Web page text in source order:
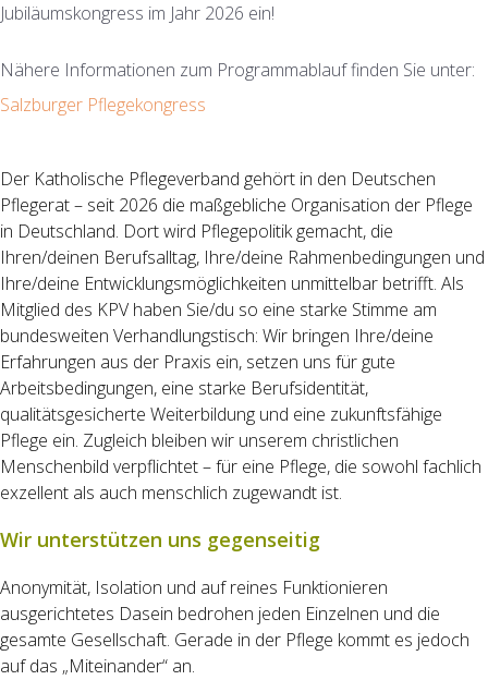
Jubiläumskongress im Jahr 2026 ein!
Nähere Informationen zum Programmablauf finden Sie unter:
Salzburger Pflegekongress
Der Katholische Pflegeverband gehört in den Deutschen
Pflegerat – seit 2026 die maßgebliche Organisation der Pflege
in Deutschland. Dort wird Pflegepolitik gemacht, die
Ihren/deinen Berufsalltag, Ihre/deine Rahmenbedingungen und
Ihre/deine Entwicklungsmöglichkeiten unmittelbar betrifft. Als
Mitglied des KPV haben Sie/du so eine starke Stimme am
bundesweiten Verhandlungstisch: Wir bringen Ihre/deine
Erfahrungen aus der Praxis ein, setzen uns für gute
Arbeitsbedingungen, eine starke Berufsidentität,
qualitätsgesicherte Weiterbildung und eine zukunftsfähige
Pflege ein. Zugleich bleiben wir unserem christlichen
Menschenbild verpflichtet – für eine Pflege, die sowohl fachlich
exzellent als auch menschlich zugewandt ist.
Wir unterstützen uns gegenseitig
Anonymität, Isolation und auf reines Funktionieren
ausgerichtetes Dasein bedrohen jeden Einzelnen und die
gesamte Gesellschaft. Gerade in der Pflege kommt es jedoch
auf das „Miteinander“ an.